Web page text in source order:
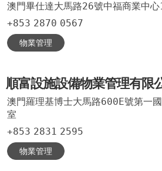
澳門畢仕達大馬路26號中福商業中
+853 2870 0567
物業管理
順富設施設備物業管理有限
澳門羅理基博士大馬路600E號第一
室
+853 2831 2595
物業管理